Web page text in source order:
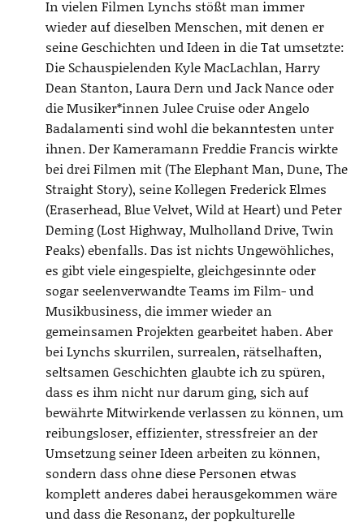
In vielen Filmen Lynchs stößt man immer
wieder auf dieselben Menschen, mit denen er
seine Geschichten und Ideen in die Tat umsetzte:
Die Schauspielenden Kyle MacLachlan, Harry
Dean Stanton, Laura Dern und Jack Nance oder
die Musiker*innen Julee Cruise oder Angelo
Badalamenti sind wohl die bekanntesten unter
ihnen. Der Kameramann Freddie Francis wirkte
bei drei Filmen mit (The Elephant Man, Dune, The
Straight Story), seine Kollegen Frederick Elmes
(Eraserhead, Blue Velvet, Wild at Heart) und Peter
Deming (Lost Highway, Mulholland Drive, Twin
Peaks) ebenfalls. Das ist nichts Ungewöhliches,
es gibt viele eingespielte, gleichgesinnte oder
sogar seelenverwandte Teams im Film- und
Musikbusiness, die immer wieder an
gemeinsamen Projekten gearbeitet haben. Aber
bei Lynchs skurrilen, surrealen, rätselhaften,
seltsamen Geschichten glaubte ich zu spüren,
dass es ihm nicht nur darum ging, sich auf
bewährte Mitwirkende verlassen zu können, um
reibungsloser, effizienter, stressfreier an der
Umsetzung seiner Ideen arbeiten zu können,
sondern dass ohne diese Personen etwas
komplett anderes dabei herausgekommen wäre
und dass die Resonanz, der popkulturelle